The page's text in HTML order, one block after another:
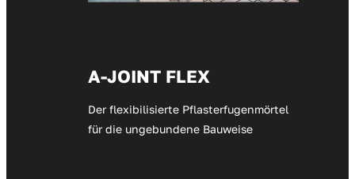
A-JOINT FLEX
Der flexibilisierte Pflasterfugenmörtel
für die ungebundene Bauweise